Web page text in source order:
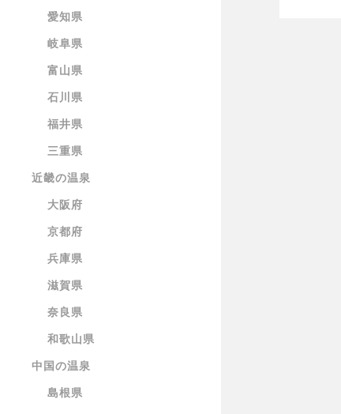
愛知県
岐阜県
富山県
石川県
福井県
三重県
近畿の温泉
大阪府
京都府
兵庫県
滋賀県
奈良県
和歌山県
中国の温泉
島根県